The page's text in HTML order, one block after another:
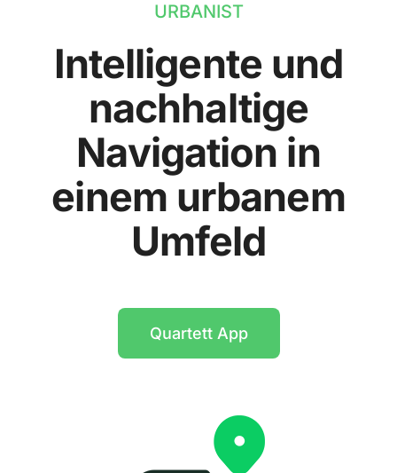
URBANIST
Intelligente und
nachhaltige
Navigation in
einem urbanem
Umfeld
Quartett App